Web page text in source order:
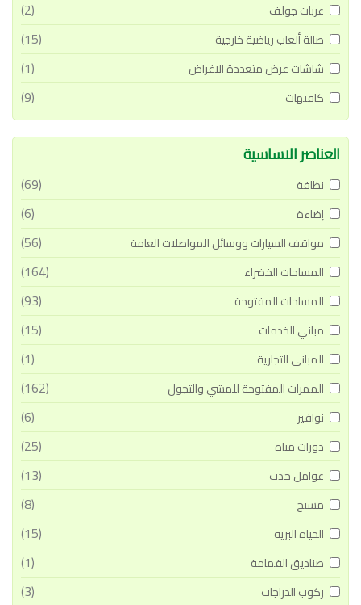
عربات جولف (2)
صالة ألعاب رياضية خارجية (15)
شاشات عرض متعددة الاغراض (1)
كافيهات (9)
العناصر الاساسية
نظافة (69)
إضاءة (6)
مواقف السيارات ووسائل المواصلات العامة (56)
المساحات الخضراء (164)
المساحات المفتوحة (93)
مباني الخدمات (15)
المباني التجارية (1)
الممرات المفتوحة للمشي والتجول (162)
نوافير (6)
دورات مياه (25)
عوامل جذب (13)
مسبح (8)
الحياة البرية (15)
صناديق القمامة (1)
ركوب الدراجات (3)